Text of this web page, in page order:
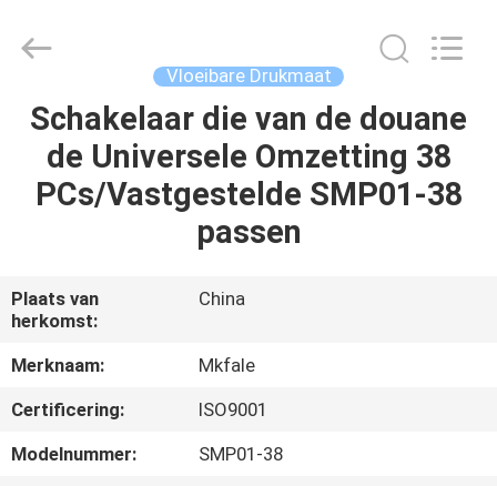
HUIS
PRODUCTEN
ONS
FABRIEKSREIS
KWALITEITSCONTROLE
Export
Co.,Ltd..
Reserved.
Vloeibare Drukmaat
Schakelaar die van de douane
de Universele Omzetting 38
PCs/Vastgestelde SMP01-38
passen
Plaats van
herkomst:
China
Merknaam:
Mkfale
Certificering:
ISO9001
Modelnummer:
SMP01-38